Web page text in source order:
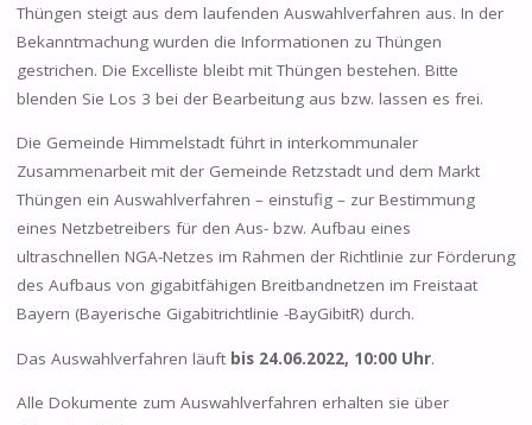
Thüngen steigt aus dem laufenden Auswahlverfahren aus. In der
Bekanntmachung wurden die Informationen zu Thüngen
gestrichen. Die Excelliste bleibt mit Thüngen bestehen. Bitte
blenden Sie Los 3 bei der Bearbeitung aus bzw. lassen es frei.
Die Gemeinde Himmelstadt führt in interkommunaler
Zusammenarbeit mit der Gemeinde Retzstadt und dem Markt
Thüngen ein Auswahlverfahren – einstufig – zur Bestimmung
eines Netzbetreibers für den Aus- bzw. Aufbau eines
ultraschnellen NGA-Netzes im Rahmen der Richtlinie zur Förderung
des Aufbaus von gigabitfähigen Breitbandnetzen im Freistaat
Bayern (Bayerische Gigabitrichtlinie -BayGibitR) durch.
Das Auswahlverfahren läuft bis 24.06.2022, 10:00 Uhr.
Alle Dokumente zum Auswahlverfahren erhalten sie über